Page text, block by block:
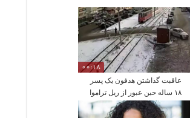
00:18
عاقبت گذاشتن هدفون یک پسر
۱۸ ساله حین عبور از ریل تراموا